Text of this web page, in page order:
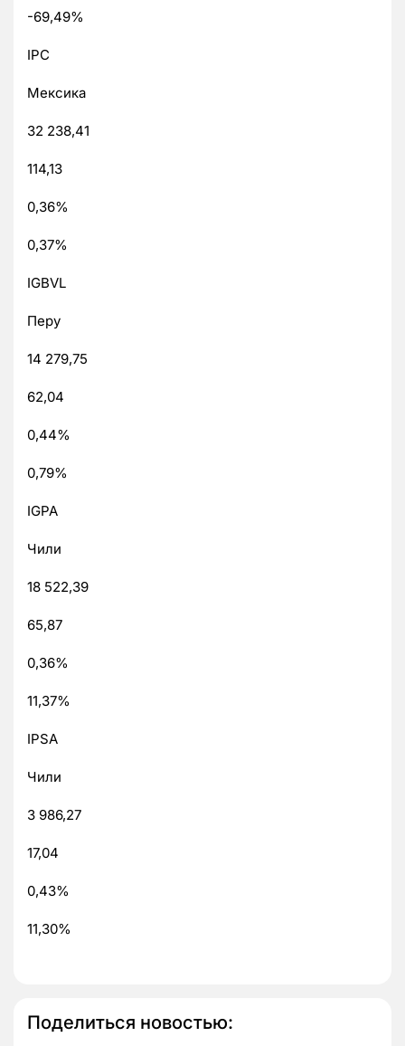
-69,49%
IPC
Мексика
32 238,41
114,13
0,36%
0,37%
IGBVL
Перу
14 279,75
62,04
0,44%
0,79%
IGPA
Чили
18 522,39
65,87
0,36%
11,37%
IPSA
Чили
3 986,27
17,04
0,43%
11,30%
Поделиться новостью: